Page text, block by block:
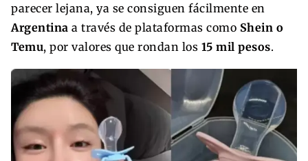
parecer lejana, ya se consiguen fácilmente en
Argentina a través de plataformas como Shein o
Temu, por valores que rondan los 15 mil pesos.